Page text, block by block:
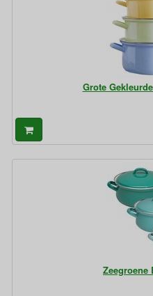
Grote
Zeegroene